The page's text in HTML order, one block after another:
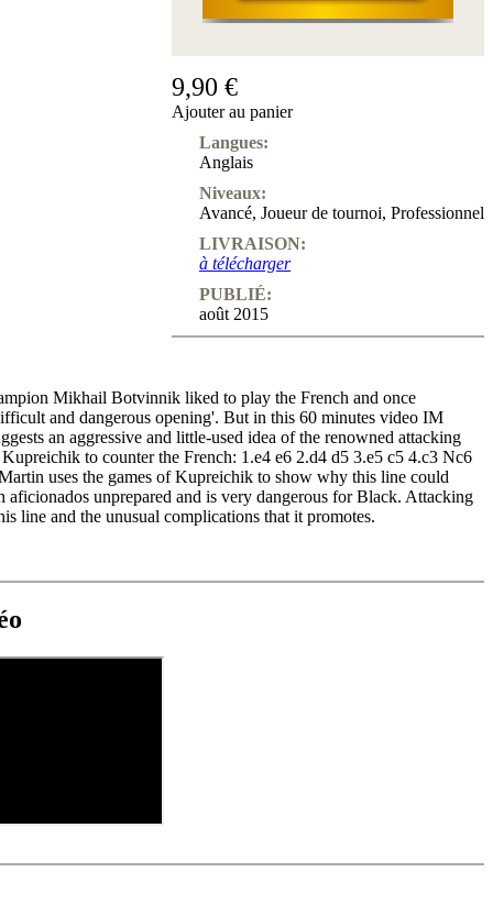
9,90 €
Ajouter au panier
Langues:
Anglais
Niveaux:
Avancé, Joueur de tournoi, Professionnel
LIVRAISON:
à télécharger
PUBLIÉ:
août 2015
Mikhail Botvinnik liked to play the French and once
and dangerous opening'. But in this 60 minutes video IM
an aggressive and little-used idea of the renowned attacking
to counter the French: 1.e4 e6 2.d4 d5 3.e5 c5 4.c3 Nc6
uses the games of Kupreichik to show why this line could
aficionados unprepared and is very dangerous for Black. Attacking
line and the unusual complications that it promotes.